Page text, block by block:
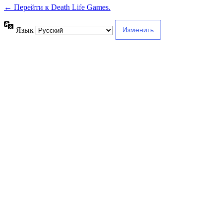
← Перейти к Death Life Games.
Язык